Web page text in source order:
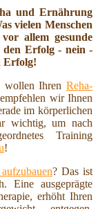
und Ernährung
vielen Menschen
allem gesunde
Erfolg - nein -
Erfolg!
wollen Ihren Reha-
wir Ihnen
im körperlichen
wichtig, um nach
Training
!
? Das ist
Eine ausgeprägte
erhöht Ihren